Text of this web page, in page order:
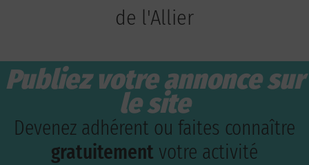
de l'Allier
Publiez votre annonce sur
le site
Devenez adhérent ou faites connaître
gratuitement votre activité